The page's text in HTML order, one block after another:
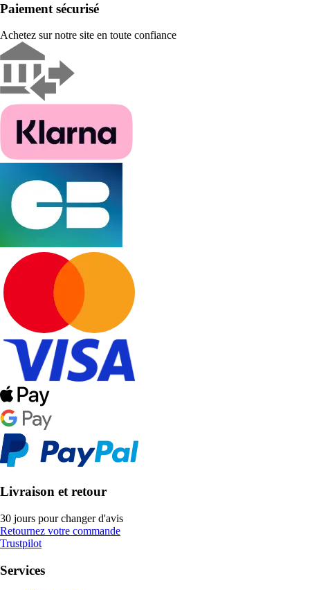
Paiement sécurisé
Achetez sur notre site en toute confiance
Livraison et retour
30 jours pour changer d'avis
Retournez votre commande
Trustpilot
Services